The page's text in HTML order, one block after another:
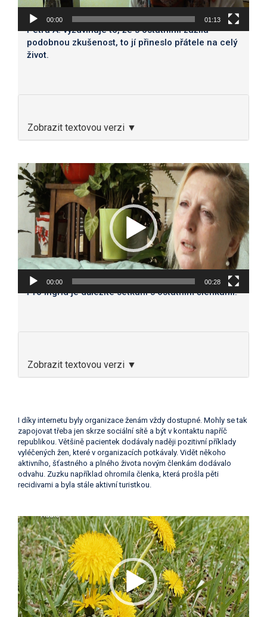
00:00 01:13
Petra A. vyzdvihuje to, že s ostatními zažila
podobnou zkušenost, to jí přineslo přátele na celý
život.
Zobrazit textovou verzi ▼
Video
přehrávač
00:00 00:28
Pro Ingrid je důležité setkání s ostatním členkami.
Zobrazit textovou verzi ▼
I díky internetu byly organizace ženám vždy dostupné. Mohly se tak
zapojovat třeba jen skrze sociální sítě a být v kontaktu napříč
republikou. Většině pacientek dodávaly naději pozitivní příklady
vyléčených žen, které v organizacích potkávaly. Vidět někoho
aktivního, šťastného a plného života novým členkám dodávalo
odvahu. Zuzku například ohromila členka, která prošla pěti
recidivami a byla stále aktivní turistkou.
Video
přehrávač